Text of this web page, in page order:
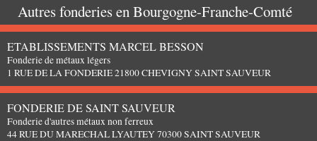
Autres fonderies enBourgogne-Franche-Comté
ETABLISSEMENTS MARCEL BESSON
Fonderie de métaux légers
1 RUE DE LA FONDERIE 21800 CHEVIGNY SAINT SAUVEUR
FONDERIE DE SAINT SAUVEUR
Fonderie d'autres métaux non ferreux
44 RUE DU MARECHAL LYAUTEY 70300 SAINT SAUVEUR